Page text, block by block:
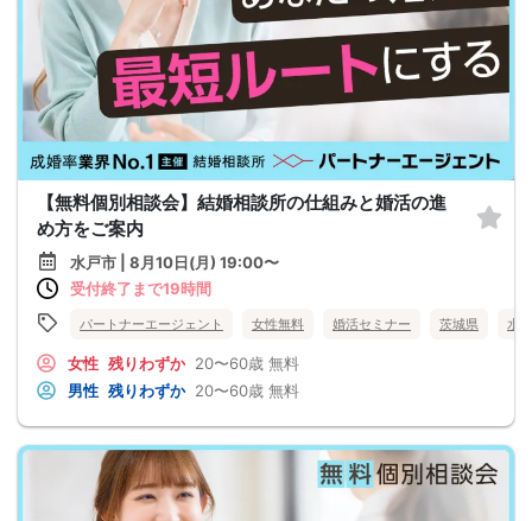
【無料個別相談会】結婚相談所の仕組みと婚活の進
め方をご案内
水戸市 | 8月10日(月) 19:00〜
受付終了まで19時間
パートナーエージェント 女性無料 婚活セミナー 茨城県 水
女性 残りわずか 20〜60歳 無料
男性 残りわずか 20〜60歳 無料